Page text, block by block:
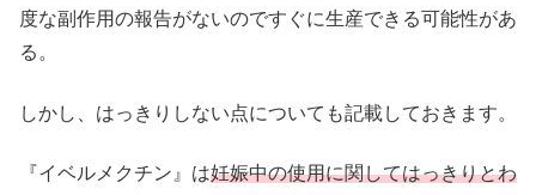
度な副作用の報告がないのですぐに生産できる可能性があ
る。
しかし、はっきりしない点についても記載しておきます。
『イベルメクチン』は妊娠中の使用に関してはっきりとわ